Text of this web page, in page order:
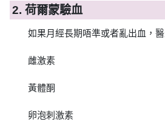
2. 荷爾蒙驗血
如果月經長期唔準或者亂出血，醫
雌激素
黃體酮
卵泡刺激素